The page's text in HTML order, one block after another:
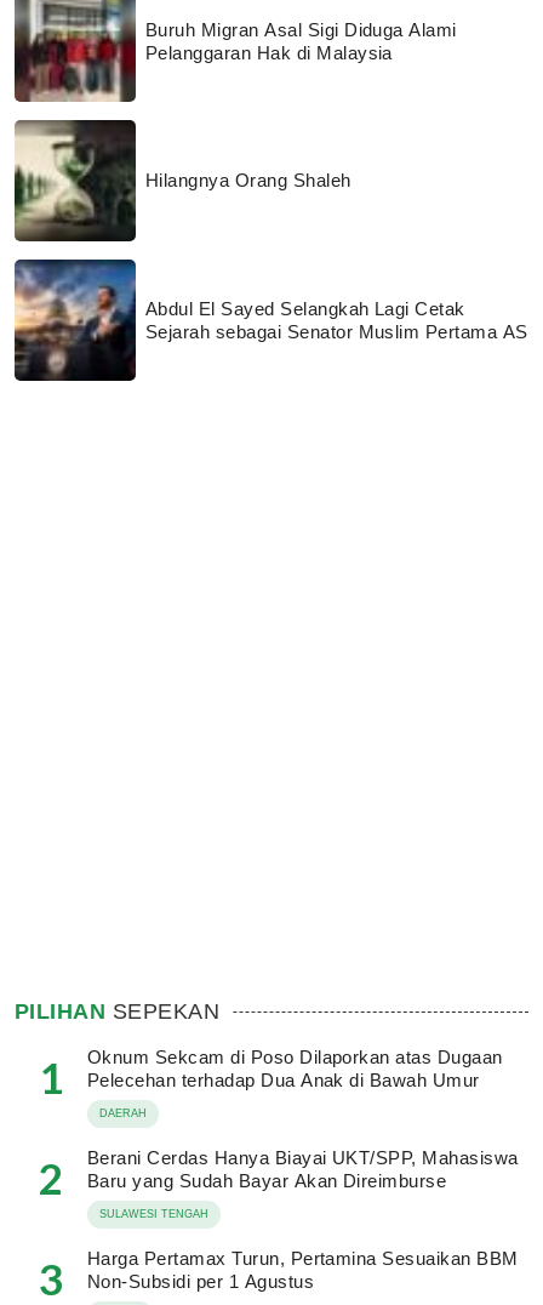
Buruh Migran Asal Sigi Diduga Alami
Pelanggaran Hak di Malaysia
Hilangnya Orang Shaleh
Abdul El Sayed Selangkah Lagi Cetak
Sejarah sebagai Senator Muslim Pertama AS
PILIHAN SEPEKAN
1
Oknum Sekcam di Poso Dilaporkan atas Dugaan
Pelecehan terhadap Dua Anak di Bawah Umur
DAERAH
2
Berani Cerdas Hanya Biayai UKT/SPP, Mahasiswa
Baru yang Sudah Bayar Akan Direimburse
SULAWESI TENGAH
3
Harga Pertamax Turun, Pertamina Sesuaikan BBM
Non-Subsidi per 1 Agustus